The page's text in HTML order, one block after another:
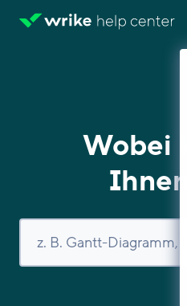
Wobei